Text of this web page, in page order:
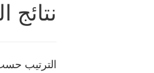
نتائج
الترتيب